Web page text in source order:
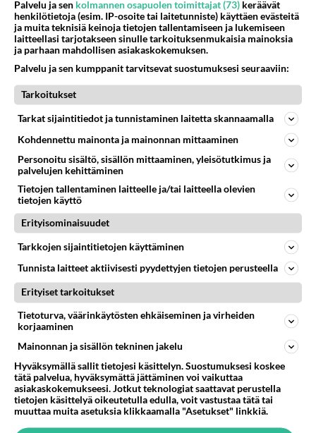
Mitä dna 19,80 sisältää? Kiitos!
Äänestä Kommentoi
2022-05-19 19:08:17
Anonyymikirjoitti:
Mitä dna 19,80 sisältää? Kiitos!
Paketoitu 4G-nettiä 30vrk ja 5 euron prepaid-
super.
https://www.r-kioski.fi/tuotteet/prepaid-liittymat/
prepaid-tarjoukset/
"DNA Super Prepaid -aloituspakkaus nopea netti
kuukaudeksi yhteensä vain 19,80 €:
Äänestä Kommentoi
2022-05-19 19:38:49
Anonyymikirjoitti:
Paketoitu 4G-nettiä 30vrk ja 5 euron prepaid-super.
Palvelu ja sen kolmannen osapuolen toimittajat (73) keräävät
henkilötietoja (esim. IP-osoite tai laitetunniste) käyttäen evästeitä
ja muita teknisiä keinoja tietojen tallentamiseen ja lukemiseen
laitteellasi tarjotakseen sinulle tarkoituksenmukaisia mainoksia
ja parhaan mahdollisen asiakaskokemuksen.
Palvelu ja sen kumppanit tarvitsevat suostumuksesi seuraaviin:
Tarkoitukset
Tarkat sijaintitiedot ja tunnistaminen laitetta skannaamalla
Kohdennettu mainonta ja mainonnan mittaaminen
Personoitu sisältö, sisällön mittaaminen, yleisötutkimus ja
palvelujen kehittäminen
Tietojen tallentaminen laitteelle ja/tai laitteella olevien
tietojen käyttö
Erityisominaisuudet
Tarkkojen sijaintitietojen käyttäminen
Tunnista laitteet aktiivisesti pyydettyjen tietojen perusteella
Erityiset tarkoitukset
Tietoturva, väärinkäytösten ehkäiseminen ja virheiden
korjaaminen
Mainonnan ja sisällön tekninen jakelu
Hyväksymällä sallit tietojesi käsittelyn. Suostumuksesi koskee
tätä palvelua, hyväksymättä jättäminen voi vaikuttaa
asiakaskokemukseesi. Jotkut teknologiat saattavat perustella
tietojen käsittelyä oikeutetulla edulla, voit vastustaa tätä tai
muuttaa muita asetuksia klikkaamalla "Asetukset" linkkiä.